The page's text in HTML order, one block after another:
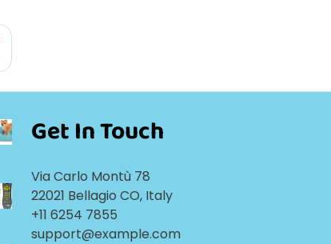
Get In Touch
Via Carlo Montù 78
22021 Bellagio CO, Italy
+11 6254 7855
support@example.com